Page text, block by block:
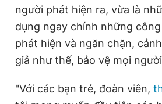
người phát hiện ra, vừa là
dụng ngay chính những
phát hiện và ngăn chặn,
giả như thế, bảo vệ mọi
"Với các bạn trẻ, đoàn viên,